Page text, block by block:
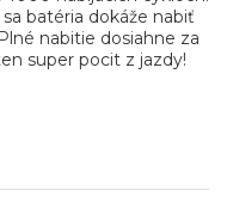
batéria dokáže nabiť
nabitie dosiahne za
super pocit z jazdy!